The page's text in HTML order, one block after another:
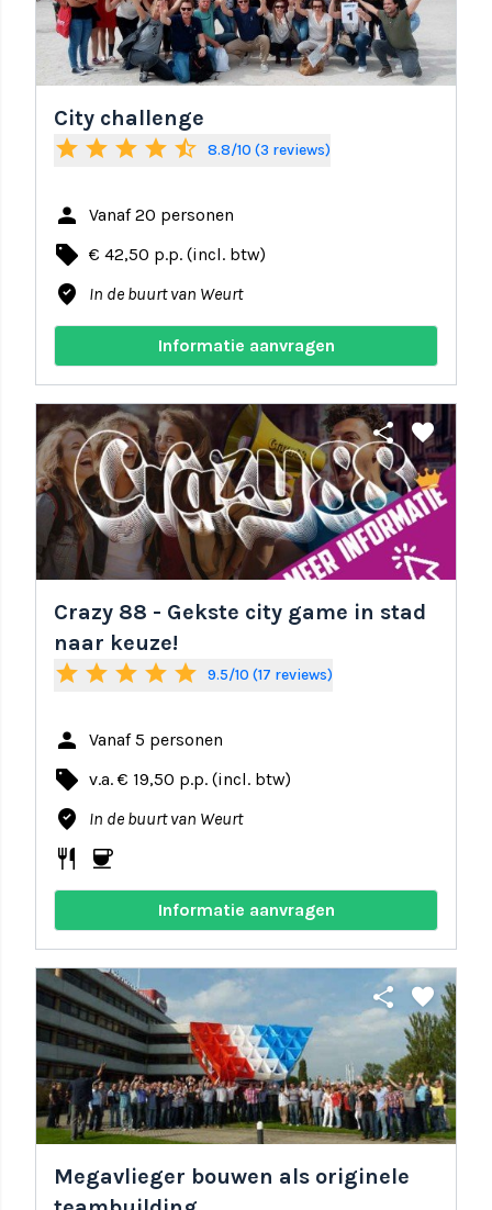
City challenge
star star star star star_half 8.8/10 (3 reviews)
person Vanaf 20 personen
local_offer € 42,50 p.p. (incl. btw)
where_to_vote In de buurt van Weurt
Informatie aanvragen
share favorite
Crazy 88 - Gekste city game in stad
naar keuze!
star star star star star 9.5/10 (17 reviews)
person Vanaf 5 personen
local_offer v.a. € 19,50 p.p. (incl. btw)
where_to_vote In de buurt van Weurt
restaurant coffee
Informatie aanvragen
share favorite
Megavlieger bouwen als originele